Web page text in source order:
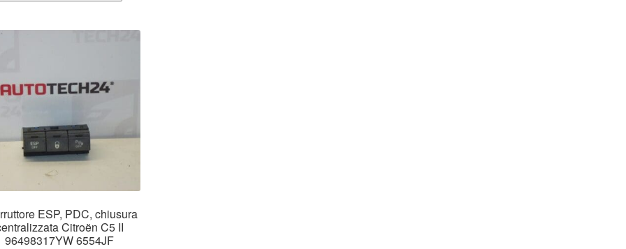
ESP, PDC, chiusura
Citroën C5 II
96498317YW 6554JF